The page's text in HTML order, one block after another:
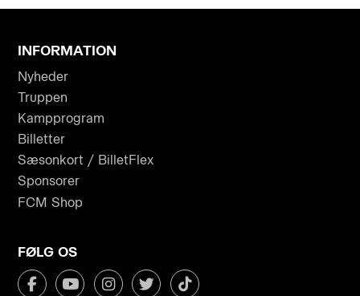
INFORMATION
Nyheder
Truppen
Kampprogram
Billetter
Sæsonkort / BilletFlex
Sponsorer
FCM Shop
FØLG OS